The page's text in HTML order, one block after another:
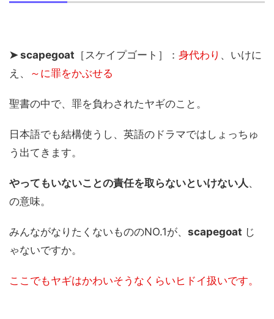
➤ scapegoat ［スケイプゴート］： 身代わり 、いけに
え、
～に罪をかぶせる
聖書の中で、罪を負わされたヤギのこと。
日本語でも結構使うし、英語のドラマではしょっちゅ
う出てきます。
やってもいないことの責任を取らないといけない人、
の意味。
みんながなりたくないもののNO.1が、 scapegoat じ
ゃないですか。
ここでもヤギはかわいそうなくらいヒドイ扱いです。